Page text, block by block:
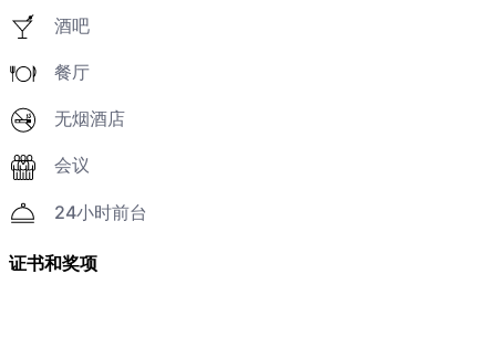
酒吧
餐厅
无烟酒店
会议
24小时前台
证书和奖项